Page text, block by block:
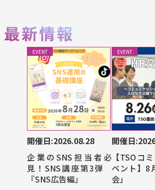
EVENT
企業のSNS担当者必
見！SNS講座第3弾
『SNS広告編』
開催日:2026.08.28
EVENT
【TSOコ
ベント】8
会」
開催日